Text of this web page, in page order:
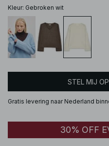
Kleur: Gebroken wit
STEL MIJ
Gratis levering naar Nederland
30% OFF